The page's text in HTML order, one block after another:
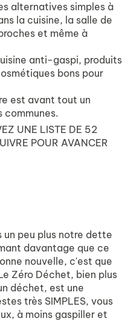
alternatives simples à
la cuisine, la salle de
et même à
anti-gaspi, produits
bons pour
est avant tout un
communes.
UNE LISTE DE 52
POUR AVANCER
un peu plus notre dette
davantage que ce
nouvelle, c'est que
Zéro Déchet, bien plus
déchet, est une
très SIMPLES, vous
à moins gaspiller et